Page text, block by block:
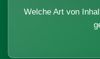
Welche Art von